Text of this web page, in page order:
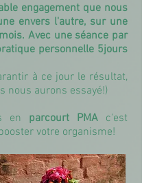
engagement que nous
envers l'autre, sur une
Avec une séance par
personnelle 5jours
à ce jour le résultat,
nous aurons essayé!)
en parcourt PMA c'est
votre organisme!